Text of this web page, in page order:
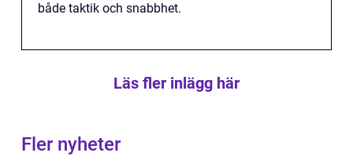
både taktik och snabbhet.
Läs fler inlägg här
Fler nyheter